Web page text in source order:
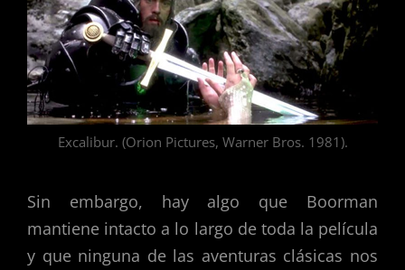
Excalibur. (Orion Pictures, Warner Bros. 1981).
Sin embargo, hay algo que Boorman
mantiene intacto a lo largo de toda la película
y que ninguna de las aventuras clásicas nos